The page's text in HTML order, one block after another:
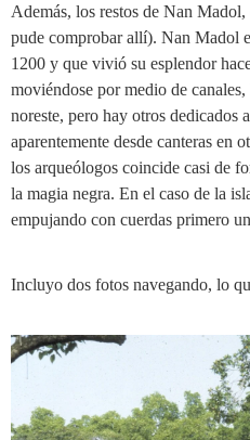
Además, los restos de Nan
pude comprobar allí). Nan Madol
1200 y que vivió su esplendor
moviéndose por medio de
noreste, pero hay otros dedicados
aparentemente desde canteras en
los arqueólogos coincide casi de
la magia negra. En el caso de la
empujando con cuerdas primero
Incluyo dos fotos navegando, lo